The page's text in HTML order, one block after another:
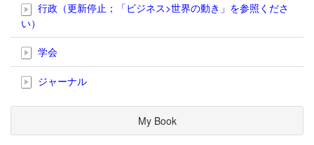
行政（更新停止；「ビジネス>世界の動き」を参照くださ
い）
学会
ジャーナル
My Book